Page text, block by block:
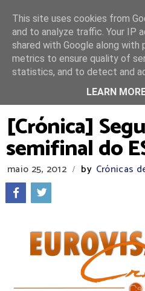
TRENDING
[Crónica]
semifinal do
maio 25, 2012 / by Crónicas
This site uses cookies from
and to analyze traffic. Your IP
shared with Google along with
metrics to ensure quality of
statistics, and to detect and
LEARN